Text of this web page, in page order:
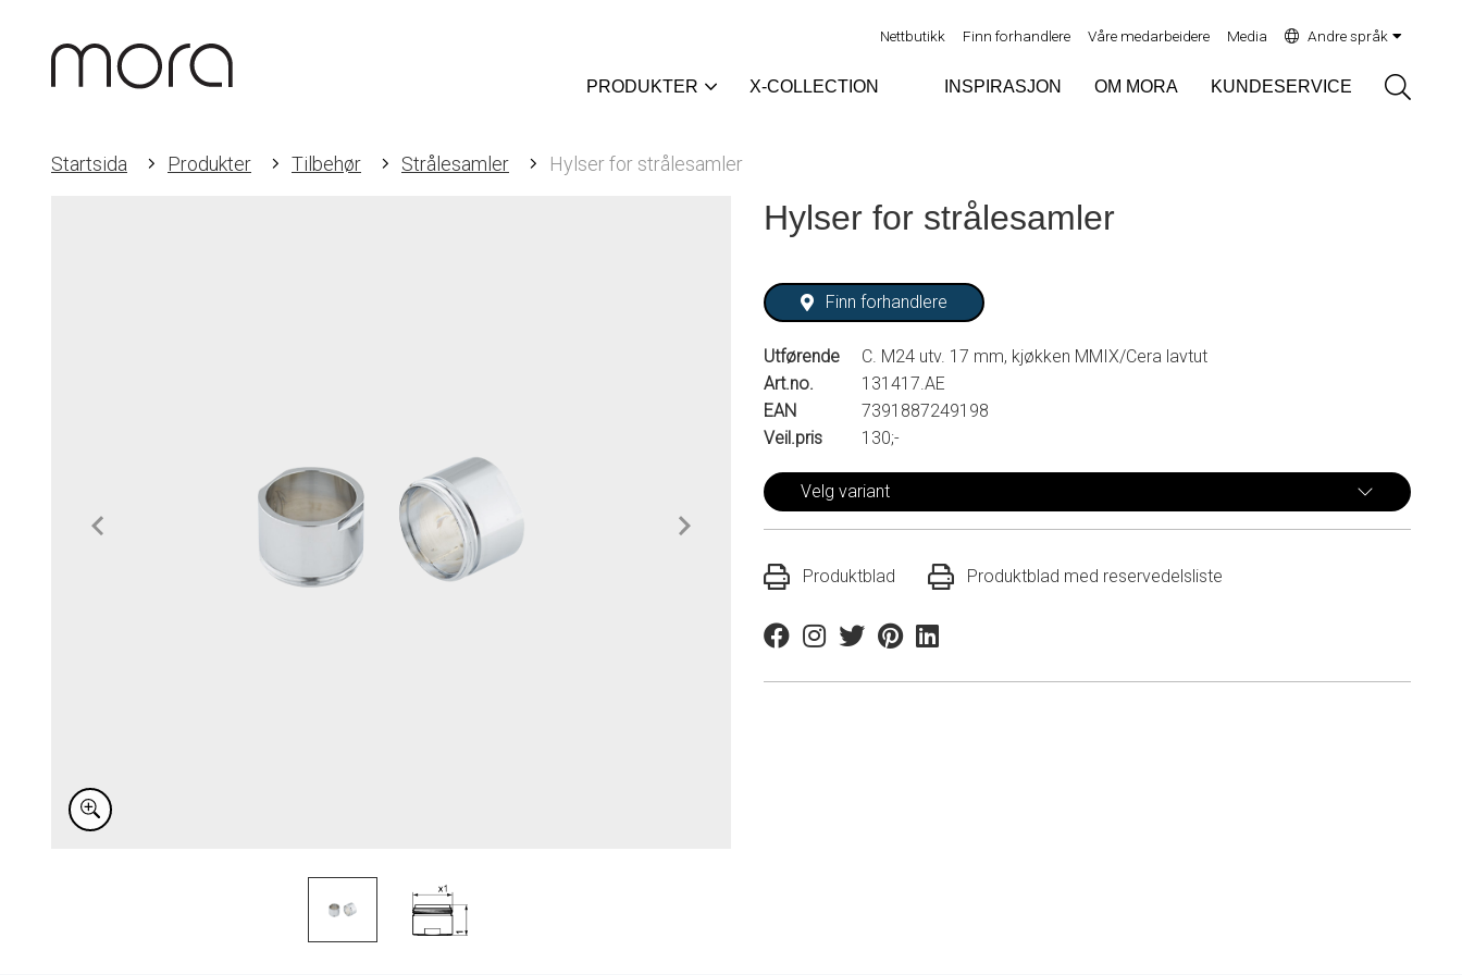
Nettbutikk Finn forhandlere Våre medarbeidere Media Andre språk
PRODUKTER X-COLLECTION INSPIRASJON OM MORA KUNDESERVICE
Startsida Produkter Tilbehør Strålesamler Hylser for strålesamler
Hylser for strålesamler
Finn forhandlere
Utførende
C. M24 utv. 17 mm, kjøkken MMIX/Cera lavtut
Art.no.
131417.AE
EAN
7391887249198
Veil.pris
130;-
Velg variant
Produktblad Produktblad med reservedelsliste
FacebookInstagram
TwitterPinterestLinkedin